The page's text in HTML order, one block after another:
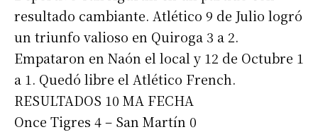
resultado cambiante. Atlético 9 de Julio logró
un triunfo valioso en Quiroga 3 a 2.
Empataron en Naón el local y 12 de Octubre 1
a 1. Quedó libre el Atlético French.
RESULTADOS 10 MA FECHA
Once Tigres 4 – San Martín 0